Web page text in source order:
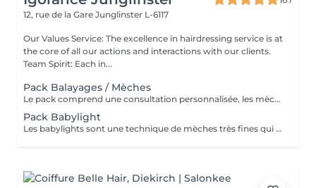
12, rue de la Gare Junglinster L-6117
Our Values Service: The excellence in hairdressing service is at
the core of all our actions and interactions with our clients.
Team Spirit: Each in...
Pack Balayages / Mèches
Le pack comprend une consultation personnalisée, les mèches avec les produits LOREAL PROFESSIONNEL, shampooing et conditionneur spécifiques REDKEN, le séchage et les produits de styling REDKEN. Option Coupe : la coupe IGORANCE, ( finition sur cheveux sec), le séchage et les produits de styling REDKEN. * Tarifs à titre indicatifs à confirmer après la consultation personnalisée établit auprès de votre coiffeur/stylist/spécialiste * La direction se réserve le droit d’apporter des modifications pour le bon fonctionnement du salon
Pack Babylight
Les babylights sont une technique de mèches très fines qui donne un résultat lumineux. Le pack comprend une consultation personnalisée, des babylights avec les produits LOREAL PROFESSIONNEL, shampooing et conditionneur spécifiques REDKEN, le séchage et les produits de styling REDKEN Option Coupe : la coupe IGORANCE, ( finition sur cheveux sec), le séchage et les produits de styling REDKEN. * Tarifs à titre indicatifs à confirmer après la consultation personnalisée établit auprès de votre coiffeur/stylist/spécialiste * La direction se réserve le droit d’apporter des modifications pour le bon fonctionnement du salon